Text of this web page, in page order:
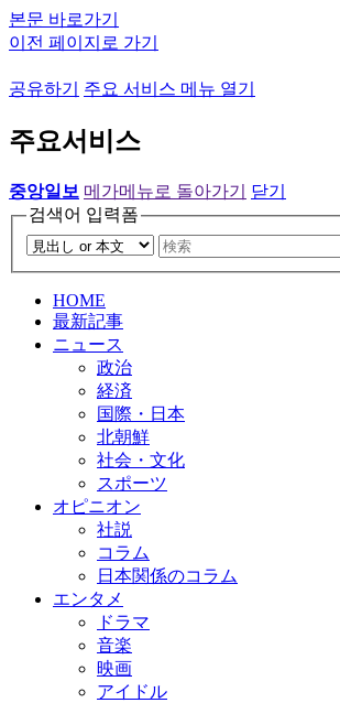
본문 바로가기
이전 페이지로 가기
공유하기 주요 서비스 메뉴 열기
주요서비스
중앙일보 메가메뉴로 돌아가기
닫기
검색어 입력폼
HOME
最新記事
ニュース
政治
経済
国際・日本
北朝鮮
社会・文化
スポーツ
オピニオン
社説
コラム
日本関係のコラム
エンタメ
ドラマ
音楽
映画
アイドル